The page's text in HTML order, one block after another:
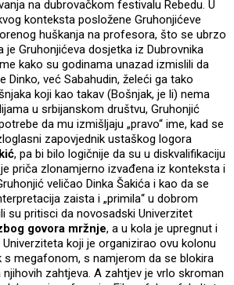
na dubrovačkom festivalu Rebedu. U
konteksta posložene Gruhonjićeve
huškanja na profesora, što se ubrzo
je Gruhonjićeva dosjetka iz Dubrovnika
kako su godinama unazad izmislili da
Dinko, već Sabahudin, želeći ga tako
koji kao takav (Bošnjak, je li) nema
u srbijanskom društvu, Gruhonjić
da mu izmišljaju „pravo“ ime, kad se
zapovjednik ustaškog logora
, pa bi bilo logičnije da su u diskvalifikaciju
priča zlonamjerno izvađena iz konteksta i
veličao Dinka Šakića i kao da se
zaista i „primila“ u dobrom
su pritisci da novosadski Univerzitet
govora mržnje, a u kola je upregnut i
koji je organizirao ovu kolonu
s megafonom, s namjerom da se blokira
zahtjeva. A zahtjev je vrlo skroman